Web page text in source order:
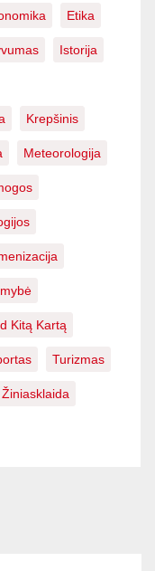
Etika
Istorija
Krepšinis
Meteorologija
Kitą Kartą
Turizmas
Žiniasklaida